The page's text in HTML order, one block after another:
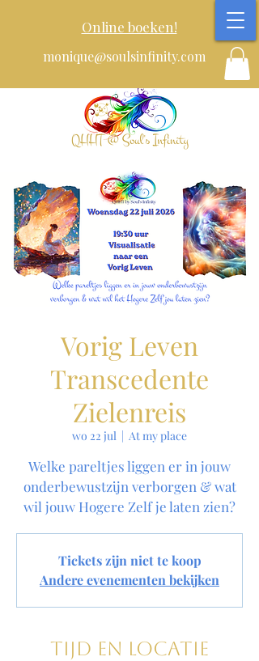
Online boeken!
monique@soulsinfinity.com
Vorig Leven
Transcedente
Zielenreis
wo 22 jul
  |
At my place
Welke pareltjes liggen er in jouw
onderbewustzijn verborgen & wat
wil jouw Hogere Zelf je laten zien?
Tickets zijn niet te koop
Andere evenementen bekijken
Tijd en locatie